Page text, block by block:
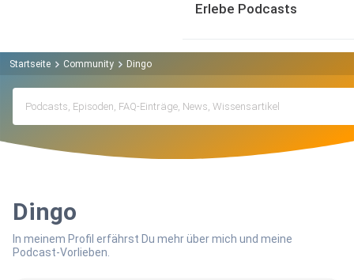
Erlebe Podcasts
Startseite Community Dingo
Dingo
In meinem Profil erfährst Du mehr über mich und meine
Podcast-Vorlieben.